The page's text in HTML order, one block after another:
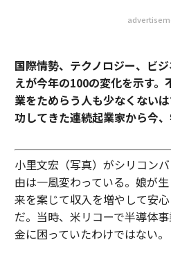
国際情勢、テクノロジー、ビ
えが今年の100の変化を示す
業をためらう人も少なくない
功してきた連続起業家から今
小里文宏（写真）がシリコン
由は一風変わっている。娘が
来を案じて収入を増やして安
だ。当時、米リコーで半導体
金に困っていたわけではない。